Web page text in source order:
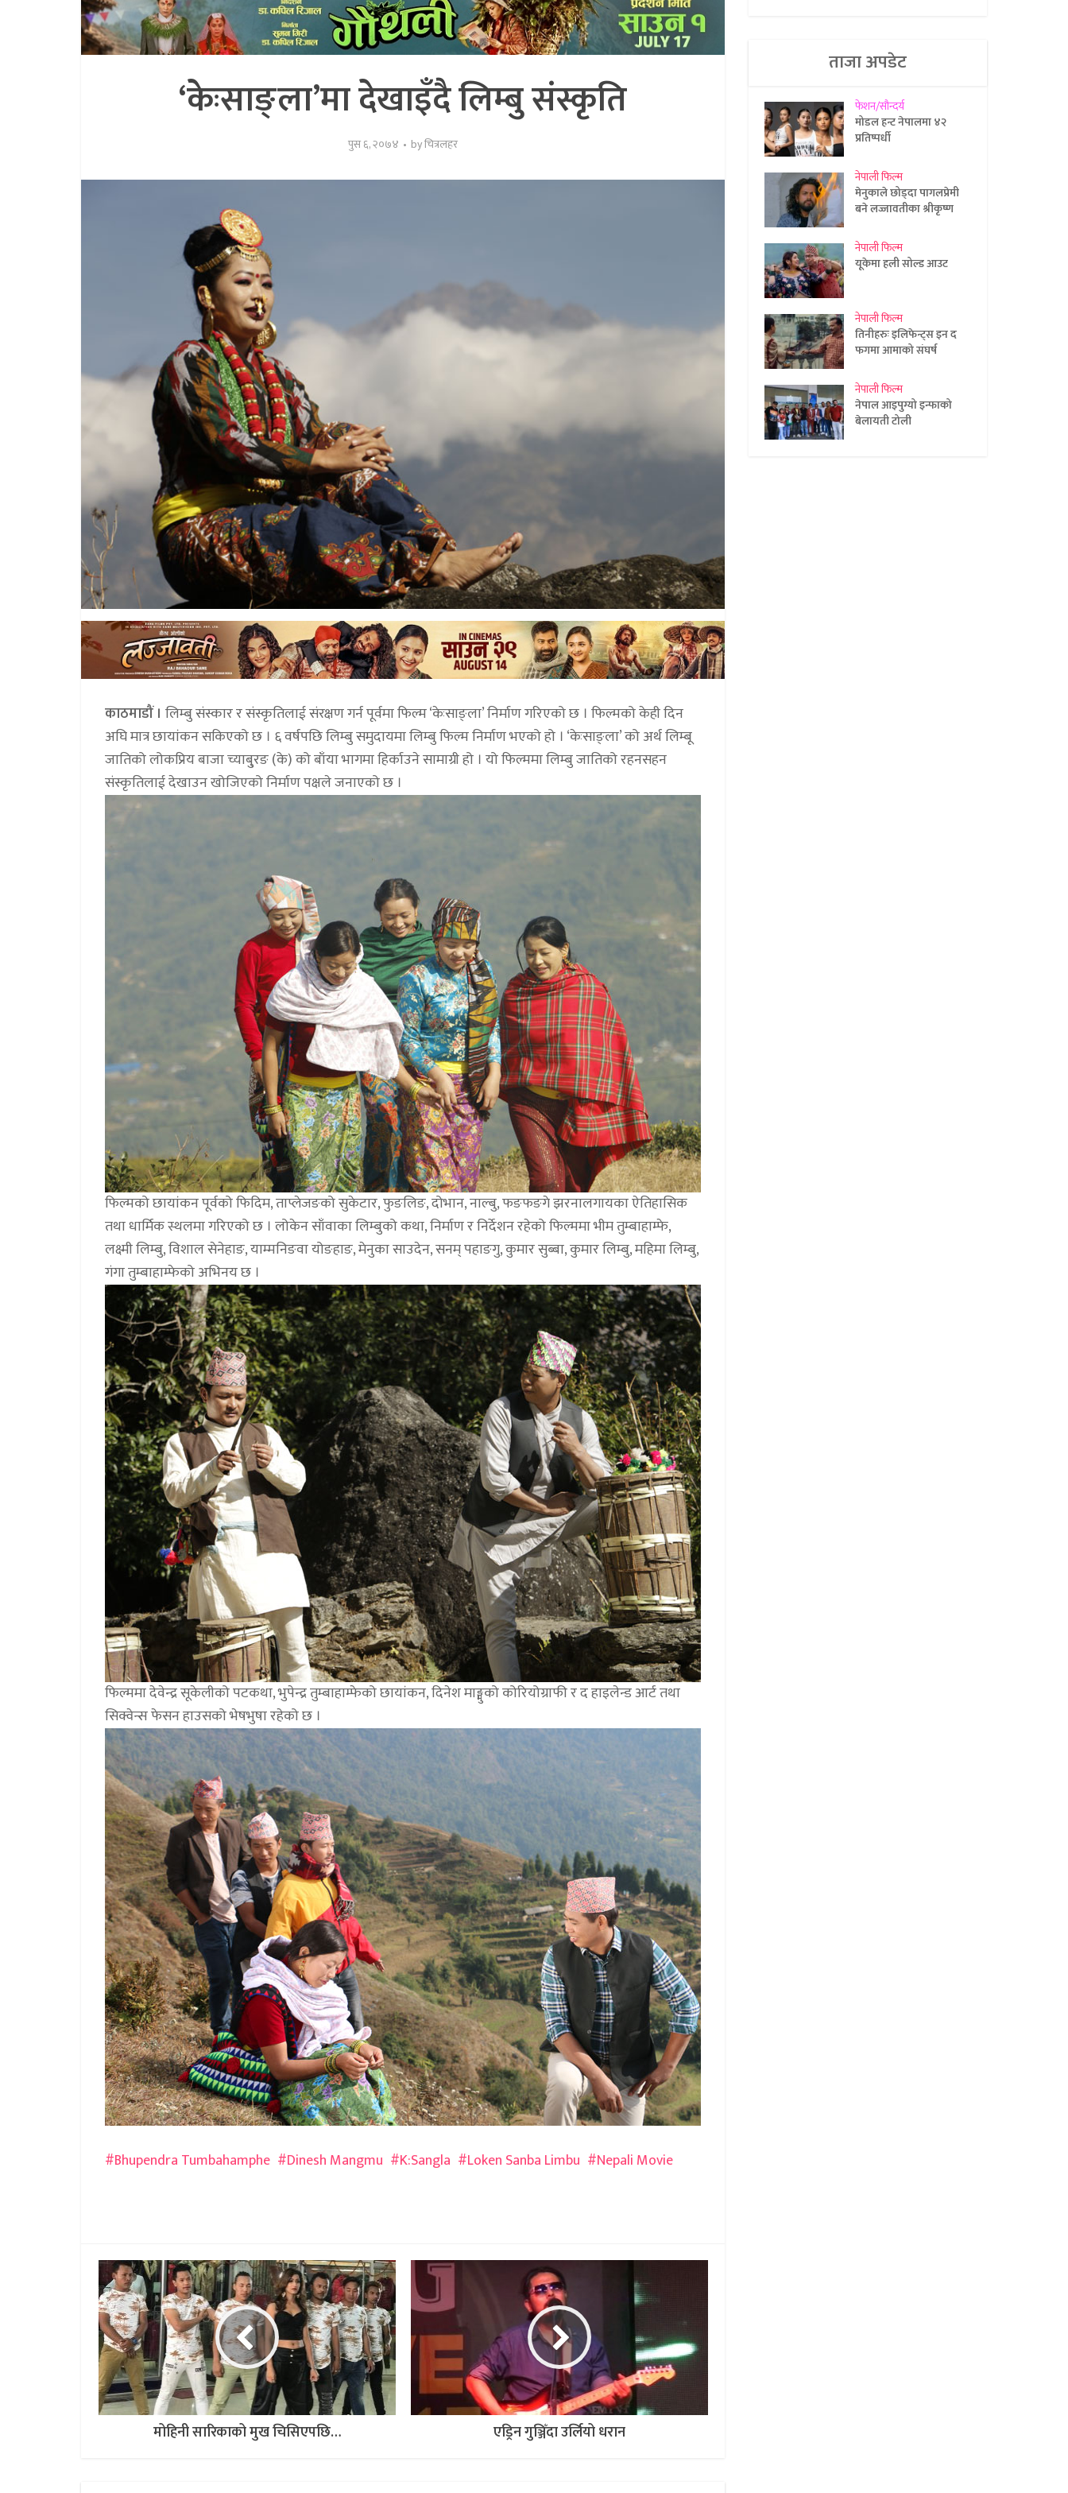
‘केःसाङ्ला’मा देखाइँदै लिम्बु संस्कृति
पुस ६, २०७४ byचित्रलहर
काठमाडौं । लिम्बु संस्कार र संस्कृतिलाई संरक्षण गर्न पूर्वमा फिल्म ‘केःसाङ्ला’ निर्माण गरिएको छ । फिल्मको केही दिन
अघि मात्र छायांकन सकिएको छ । ६ वर्षपछि लिम्बु समुदायमा लिम्बु फिल्म निर्माण भएको हो । ‘केःसाङ्ला’ को अर्थ लिम्बू
जातिको लोकप्रिय बाजा च्याबु्रङ (के) को बाँया भागमा हिर्काउने सामाग्री हो । यो फिल्ममा लिम्बु जातिको रहनसहन
संस्कृतिलाई देखाउन खोजिएको निर्माण पक्षले जनाएको छ ।
फिल्मको छायांकन पूर्वको फिदिम, ताप्लेजङको सुकेटार, फुङलिङ, दोभान, नाल्बु, फङफङगे झरनालगायका ऐतिहासिक
तथा धार्मिक स्थलमा गरिएको छ । लोकेन साँवाका लिम्बुको कथा, निर्माण र निर्देशन रहेको फिल्ममा भीम तुम्बाहाम्फे,
लक्ष्मी लिम्बु, विशाल सेनेहाङ, याम्मनिङवा योङहाङ, मेनुका साउदेन, सनम् पहाङगु, कुमार सुब्बा, कुमार लिम्बु, महिमा लिम्बु,
गंगा तुम्बाहाम्फेको अभिनय छ ।
फिल्ममा देवेन्द्र सूकेलीको पटकथा, भुपेन्द्र तुम्बाहाम्फेको छायांकन, दिनेश माङ्मुको कोरियोग्राफी र द हाइलेन्ड आर्ट तथा
सिक्वेन्स फेसन हाउसको भेषभुषा रहेको छ ।
Bhupendra Tumbahamphe Dinesh Mangmu K:Sangla Loken Sanba Limbu Nepali Movie
मोहिनी सारिकाको मुख चिसिएपछि… एड्रिन गुञ्जिँदा उर्लियो धरान
ताजा अपडेट
फेशन/सौन्दर्य
मोडल हन्ट नेपालमा ४२
प्रतिष्पर्धी
नेपाली फिल्म
मेनुकाले छोड्दा पागलप्रेमी
बने लज्जावतीका श्रीकृष्ण
नेपाली फिल्म
यूकेमा हली सोल्ड आउट
नेपाली फिल्म
तिनीहरुः इलिफेन्ट्स इन द
फगमा आमाको संघर्ष
नेपाली फिल्म
नेपाल आइपुग्यो इन्फाको
बेलायती टोली